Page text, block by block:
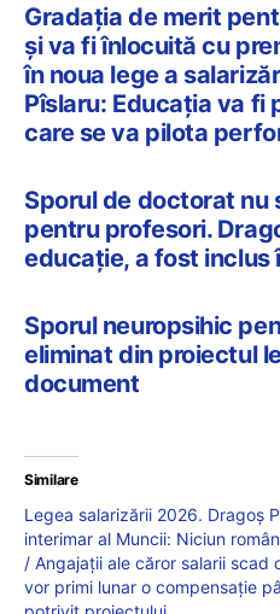
Gradația de merit
și va fi înlocuită cu
în noua lege a
Pîslaru: Educația va fi
care se va pilota
Sporul de doctorat nu
pentru profesori.
educație, a fost inclus
Sporul neuropsihic
eliminat din proiectul
document
Similare
Legea salarizării 2026. Dragoș
interimar al Muncii: Niciun
/ Angajații ale căror salarii scad
vor primi lunar o compensație